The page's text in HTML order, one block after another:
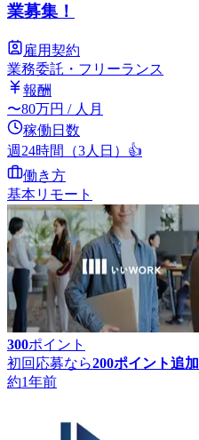
業募集！
雇用契約
業務委託・フリーランス
報酬
〜80万円 / 人月
稼働日数
週24時間（3人日） 👍
働き方
基本リモート
300ポイント
初回応募なら200ポイント追加
約1年前